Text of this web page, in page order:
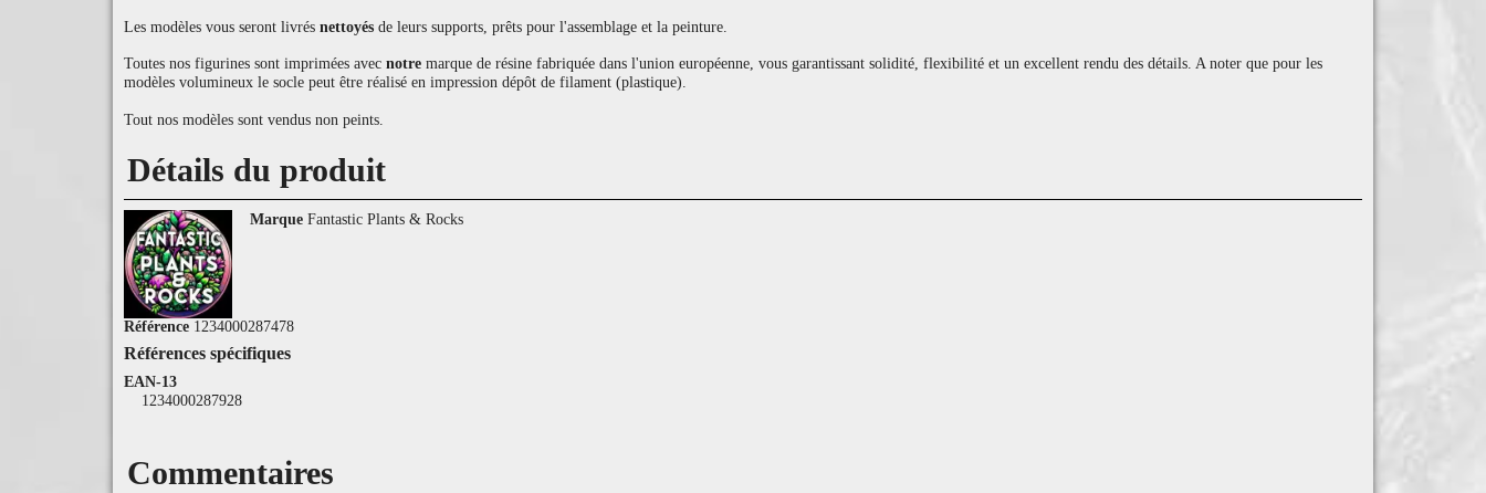
Les modèles vous seront livrés nettoyés de leurs supports, prêts pour l'assemblage et la peinture.
Toutes nos figurines sont imprimées avec notre marque de résine fabriquée dans l'union européenne, vous garantissant solidité, flexibilité et un excellent rendu des détails. A noter que pour les
modèles volumineux le socle peut être réalisé en impression dépôt de filament (plastique).
Tout nos modèles sont vendus non peints.
Détails du produit
Marque Fantastic Plants & Rocks
Référence 1234000287478
Références spécifiques
EAN-13
1234000287928
Commentaires